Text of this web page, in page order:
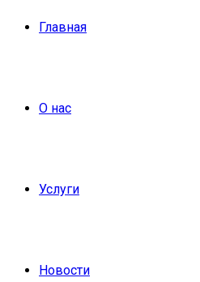
Главная
О нас
Услуги
Новости